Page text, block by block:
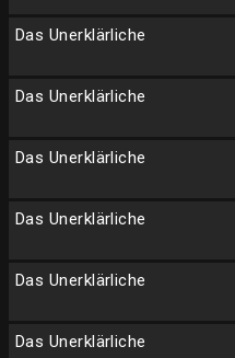
Das Unerklärliche
Das Unerklärliche
Das Unerklärliche
Das Unerklärliche
Das Unerklärliche
Das Unerklärliche